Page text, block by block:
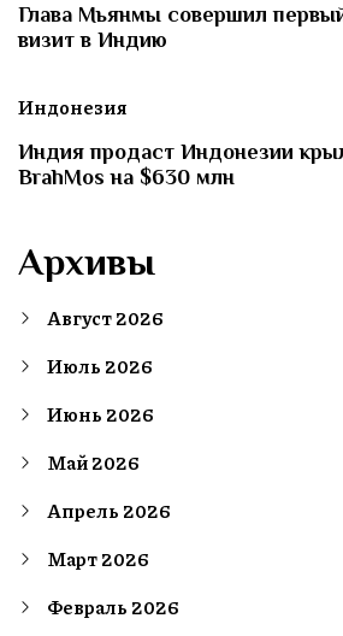
Глава Мьянмы совершил
визит в Индию
Индонезия
Индия продаст Индонезии
BrahMos на $630 млн
Архивы
Август 2026
Июль 2026
Июнь 2026
Май 2026
Апрель 2026
Март 2026
Февраль 2026